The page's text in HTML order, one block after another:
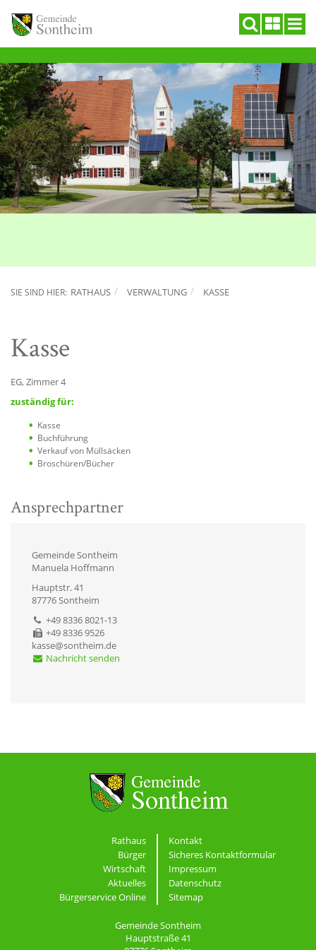
SIE SIND HIER: RATHAUS VERWALTUNG KASSE
Kasse
EG, Zimmer 4
zuständig für:
Kasse
Buchführung
Verkauf von Müllsäcken
Broschüren/Bücher
Ansprechpartner
Gemeinde Sontheim
Manuela Hoffmann
Hauptstr. 41
87776 Sontheim
+49 8336 8021-13
+49 8336 9526
kasse@sontheim.de
Nachricht senden
Rathaus
Bürger
Wirtschaft
Aktuelles
Bürgerservice Online
Kontakt
Sicheres Kontaktformular
Impressum
Datenschutz
Sitemap
Gemeinde Sontheim
Hauptstraße 41